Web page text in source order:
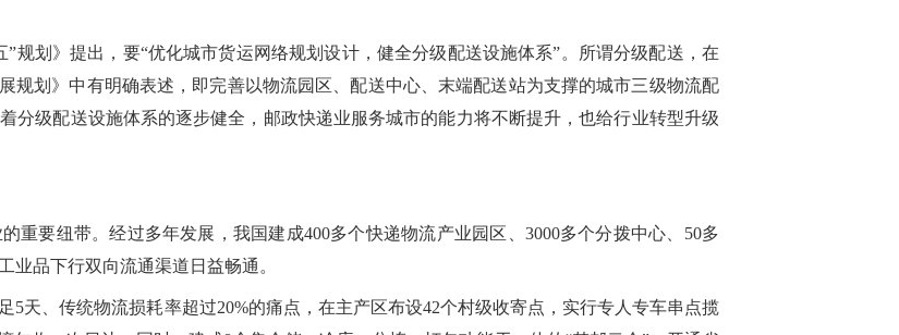
规划》提出，要“优化城市货运网络规划设计，健全分级配送设施体系”。所谓分级配送，在
规划》中有明确表述，即完善以物流园区、配送中心、末端配送站为支撑的城市三级物流配
分级配送设施体系的逐步健全，邮政快递业服务城市的能力将不断提升，也给行业转型升级
重要纽带。经过多年发展，我国建成400多个快递物流产业园区、3000多个分拨中心、50多
业品下行双向流通渠道日益畅通。
5天、传统物流损耗率超过20%的痛点，在主产区布设42个村级收寄点，实行专人专车串点揽